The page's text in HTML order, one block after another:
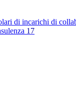
di incarichi di
17